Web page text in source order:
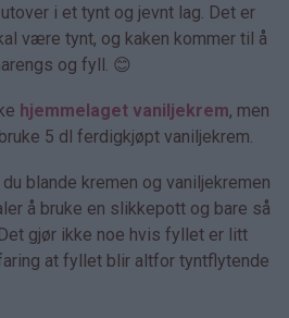
i et tynt og jevnt lag. Det er
være tynt, og kaken kommer til å
og fyll. 😊
hjemmelaget vaniljekrem, men
5 dl ferdigkjøpt vaniljekrem.
blande kremen og vaniljekremen
å bruke en slikkepott og bare så
gjør ikke noe hvis fyllet er litt
at fyllet blir altfor tyntflytende